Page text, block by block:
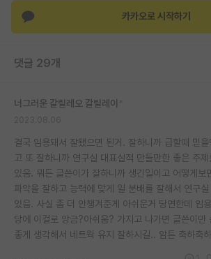
재팬라운지 🌸
카카오로 시작하기
댓글 29개
너그러운 갈릴레오 갈릴레이
결국 임용돼서 잘됐으면 된거. 잘하니까 급할때 믿
고 또 잘하니까 연구실 대표실적 만들만한 좋은 주
있음. 뭐든 글쓴이가 잘하니까 생긴일이고 어떻게보
파악을 잘하고 능력에 맞게 일 분배를 잘해서 연구
있음. 사실 좀 더 안챙겨준게 아쉬운거 당연한데 임
당에 이걸로 앙금?아쉬움? 가지고 나가면 글쓴이만
좋게 생각해서 네트웍 유지 잘하시길.. 암튼 축하축하